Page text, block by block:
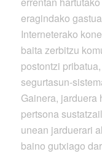
eragindako
Interneterako
baita zerbitzu
postontzi
segurtasun-
Gainera, jarduera
pertsona
unean jarduerari
baino gutxiago